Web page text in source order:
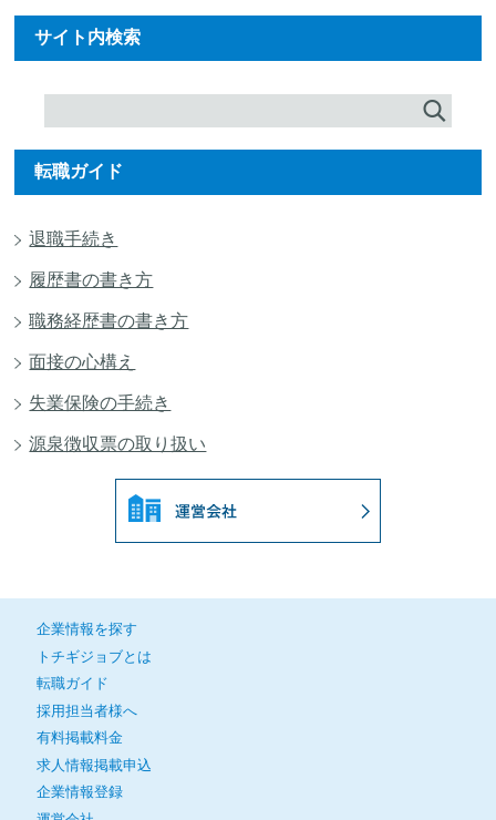
サイト内検索
転職ガイド
退職手続き
履歴書の書き方
職務経歴書の書き方
面接の心構え
失業保険の手続き
源泉徴収票の取り扱い
企業情報を探す
トチギジョブとは
転職ガイド
採用担当者様へ
有料掲載料金
求人情報掲載申込
企業情報登録